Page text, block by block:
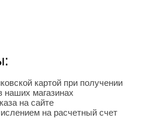
картой при получении
наших магазинах
на сайте
на расчетный счет